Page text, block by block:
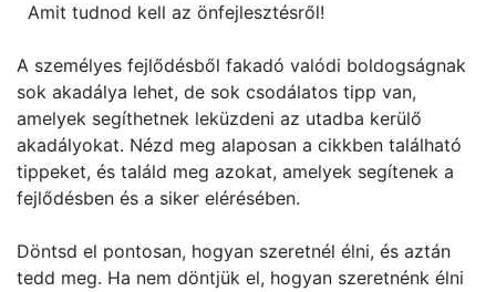
Amit tudnod kell az önfejlesztésről!
A személyes fejlődésből fakadó valódi boldogságnak
sok akadálya lehet, de sok csodálatos tipp van,
amelyek segíthetnek leküzdeni az utadba kerülő
akadályokat. Nézd meg alaposan a cikkben található
tippeket, és találd meg azokat, amelyek segítenek a
fejlődésben és a siker elérésében.
Döntsd el pontosan, hogyan szeretnél élni, és aztán
tedd meg. Ha nem döntjük el, hogyan szeretnénk élni